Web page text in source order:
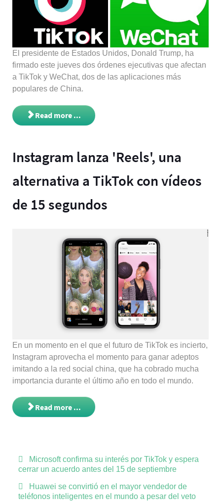
El presidente de Estados Unidos, Donald Trump, ha
firmado este jueves dos órdenes ejecutivas que afectan
a TikTok y WeChat, dos de las aplicaciones más
populares de China.
Read more ...
Instagram lanza 'Reels', una
alternativa a TikTok con vídeos
de 15 segundos
En un momento en el que el futuro de TikTok es incierto,
Instagram aprovecha el momento para ganar adeptos
imitando a la red social china, que ha cobrado mucha
importancia durante el último año en todo el mundo.
Read more ...
Microsoft confirma su interés por TikTok y espera
cerrar un acuerdo antes del 15 de septiembre
Huawei se convirtió en el mayor vendedor de
teléfonos inteligentes en el mundo a pesar del veto